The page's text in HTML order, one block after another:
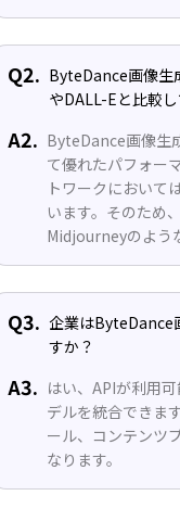
Q2. ByteDance画像生
やDALL-Eと比較
A2. ByteDance画像生
て優れたパフォー
トワークにおいて
います。そのため
Midjourneyのよう
Q3. 企業はByteDance
すか？
A3. はい、APIが利用
デルを統合できま
ール、コンテンツ
なります。